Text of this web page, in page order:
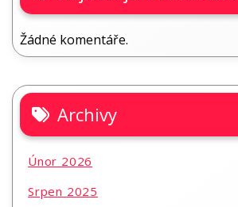
Žádné komentáře.
Archivy
Únor 2026
Srpen 2025